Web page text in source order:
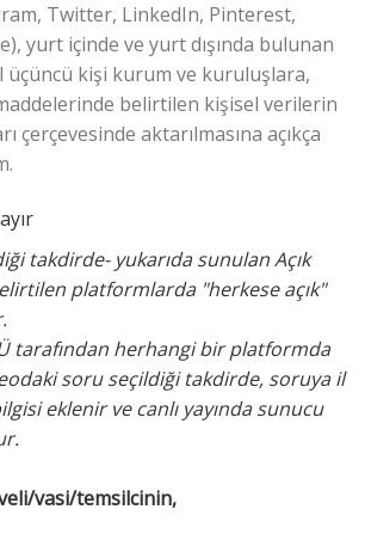
Twitter, LinkedIn, Pinterest,
yurt içinde ve yurt dışında bulunan
üçüncü kişi kurum ve kuruluşlara,
maddelerinde belirtilen kişisel verilerin
çerçevesinde aktarılmasına açıkça
takdirde- yukarıda sunulan Açık
platformlarda "herkese açık"
tarafından herhangi bir platformda
soru seçildiği takdirde, soruya il
eklenir ve canlı yayında sunucu
vasi/temsilcinin,